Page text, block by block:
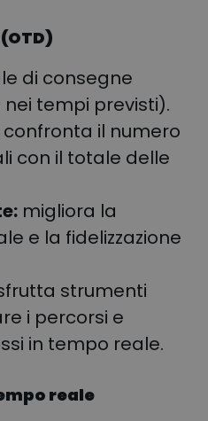
di consegne
tempi previsti).
confronta il numero
con il totale delle
migliora la
e la fidelizzazione
strumenti
i percorsi e
in tempo reale.
reale